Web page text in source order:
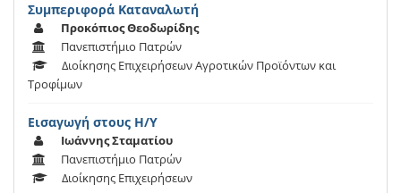
Συμπεριφορά Καταναλωτή
Προκόπιος Θεοδωρίδης
Πανεπιστήμιο Πατρών
Διοίκησης Επιχειρήσεων Αγροτικών Προϊόντων και
Τροφίμων
Εισαγωγή στους Η/Υ
Ιωάννης Σταματίου
Πανεπιστήμιο Πατρών
Διοίκησης Επιχειρήσεων